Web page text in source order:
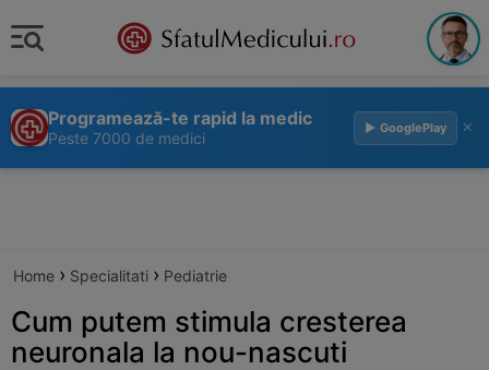
Programează-te rapid la medic
Peste 7000 de medici
▶ GooglePlay ×
Home › Specialitati › Pediatrie
Cum putem stimula cresterea
neuronala la nou-nascuti